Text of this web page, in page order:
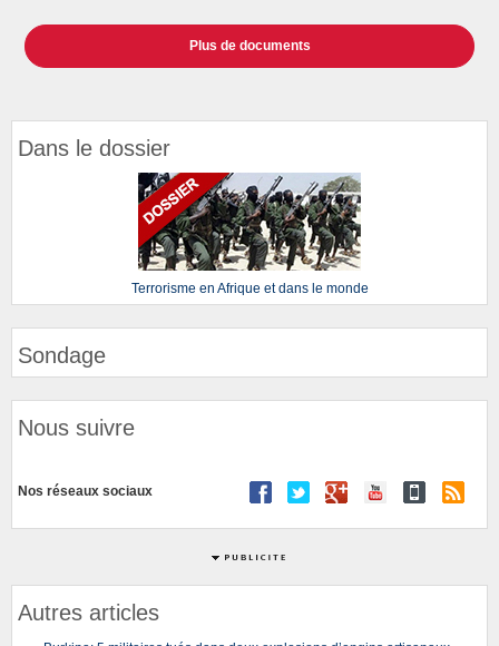
Plus de documents
Dans le dossier
Terrorisme en Afrique et dans le monde
Sondage
Nous suivre
Nos réseaux sociaux
Autres articles